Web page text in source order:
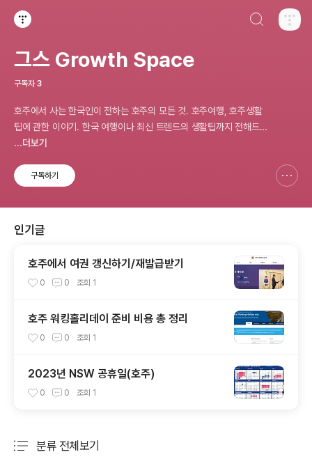
그스 Growth Space
구독자 3
호주에서 사는 한국인이 전하는 호주의 모든 것. 호주여행, 호주생활
팁에 관한 이야기. 한국 여행이나 최신 트렌드의 생활팁까지 전해드립
니다.
...더보기
구독하기
인기글
호주에서 여권 갱신하기/재발급받기
0 0 조회 1
호주 워킹홀리데이 준비 비용 총 정리
0 0 조회 1
2023년 NSW 공휴일(호주)
0 0 조회 1
분류 전체보기